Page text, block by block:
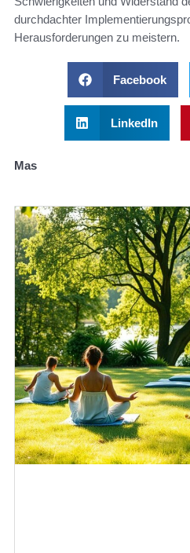
durchdachter
Herausforderungen zu meistern.
Facebook
LinkedIn
Mas